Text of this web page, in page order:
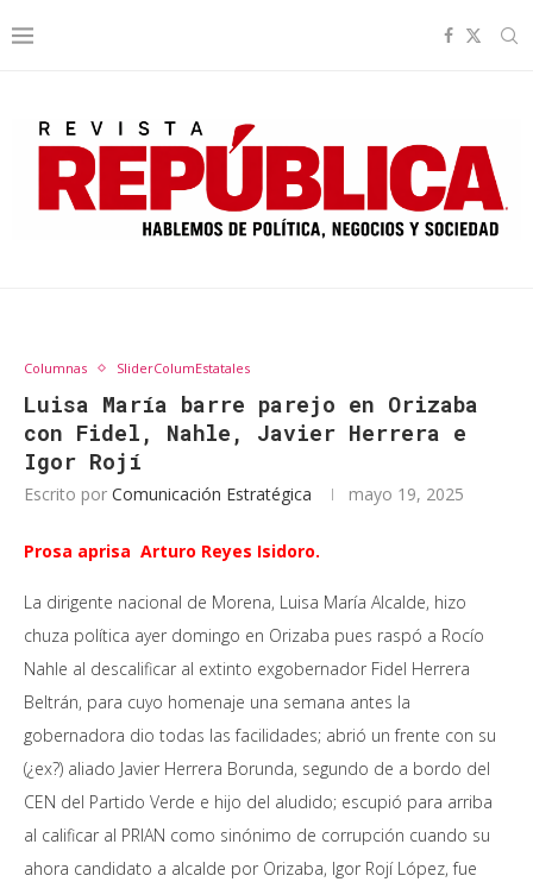
Columnas SliderColumEstatales
Luisa María barre parejo en Orizaba
con Fidel, Nahle, Javier Herrera e
Igor Rojí
Escrito por Comunicación Estratégica mayo 19, 2025
Prosa aprisa Arturo Reyes Isidoro.
La dirigente nacional de Morena, Luisa María Alcalde, hizo
chuza política ayer domingo en Orizaba pues raspó a Rocío
Nahle al descalificar al extinto exgobernador Fidel Herrera
Beltrán, para cuyo homenaje una semana antes la
gobernadora dio todas las facilidades; abrió un frente con su
(¿ex?) aliado Javier Herrera Borunda, segundo de a bordo del
CEN del Partido Verde e hijo del aludido; escupió para arriba
al calificar al PRIAN como sinónimo de corrupción cuando su
ahora candidato a alcalde por Orizaba, Igor Rojí López, fue